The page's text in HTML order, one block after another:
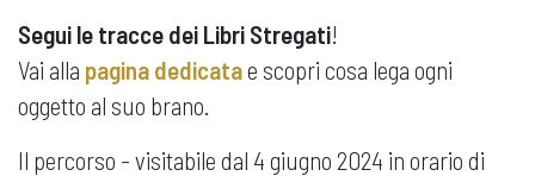
Segui le tracce dei Libri Stregati!
Vai alla pagina dedicatae scopri cosa lega ogni
oggetto al suo brano.
Il percorso - visitabile dal 4 giugno 2024 in orario di